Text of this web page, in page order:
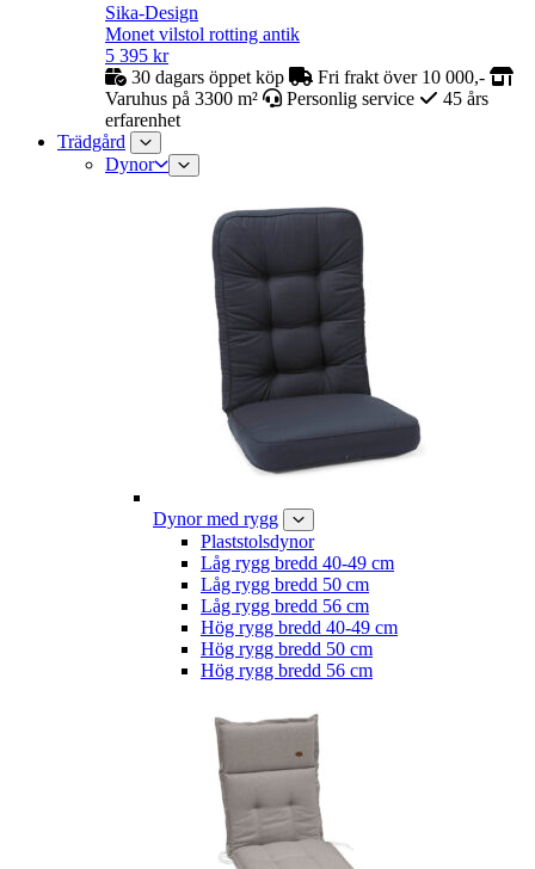
Sika-Design
Monet vilstol rotting antik
5 395 kr
30 dagars öppet köp
Fri frakt över 10 000,-
Varuhus på 3300 m²
Personlig service
45 års
erfarenhet
Trädgård
Dynor
Dynor med rygg
Plaststolsdynor
Låg rygg bredd 40-49 cm
Låg rygg bredd 50 cm
Låg rygg bredd 56 cm
Hög rygg bredd 40-49 cm
Hög rygg bredd 50 cm
Hög rygg bredd 56 cm